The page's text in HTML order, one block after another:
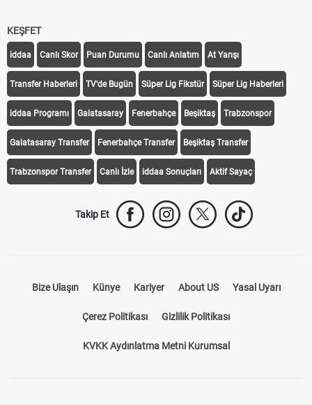
KEŞFET
iddaa Canlı Skor Puan Durumu Canlı Anlatım At Yarışı
Transfer Haberleri TV'de Bugün Süper Lig Fikstür Süper Lig Haberleri
iddaa Programı Galatasaray Fenerbahçe Beşiktaş Trabzonspor
Galatasaray Transfer Fenerbahçe Transfer Beşiktaş Transfer
Trabzonspor Transfer Canlı İzle iddaa Sonuçları Aktif Sayaç
Takip Et
Bize Ulaşın Künye Kariyer About US Yasal Uyarı
Çerez Politikası Gizlilik Politikası
KVKK Aydınlatma Metni Kurumsal